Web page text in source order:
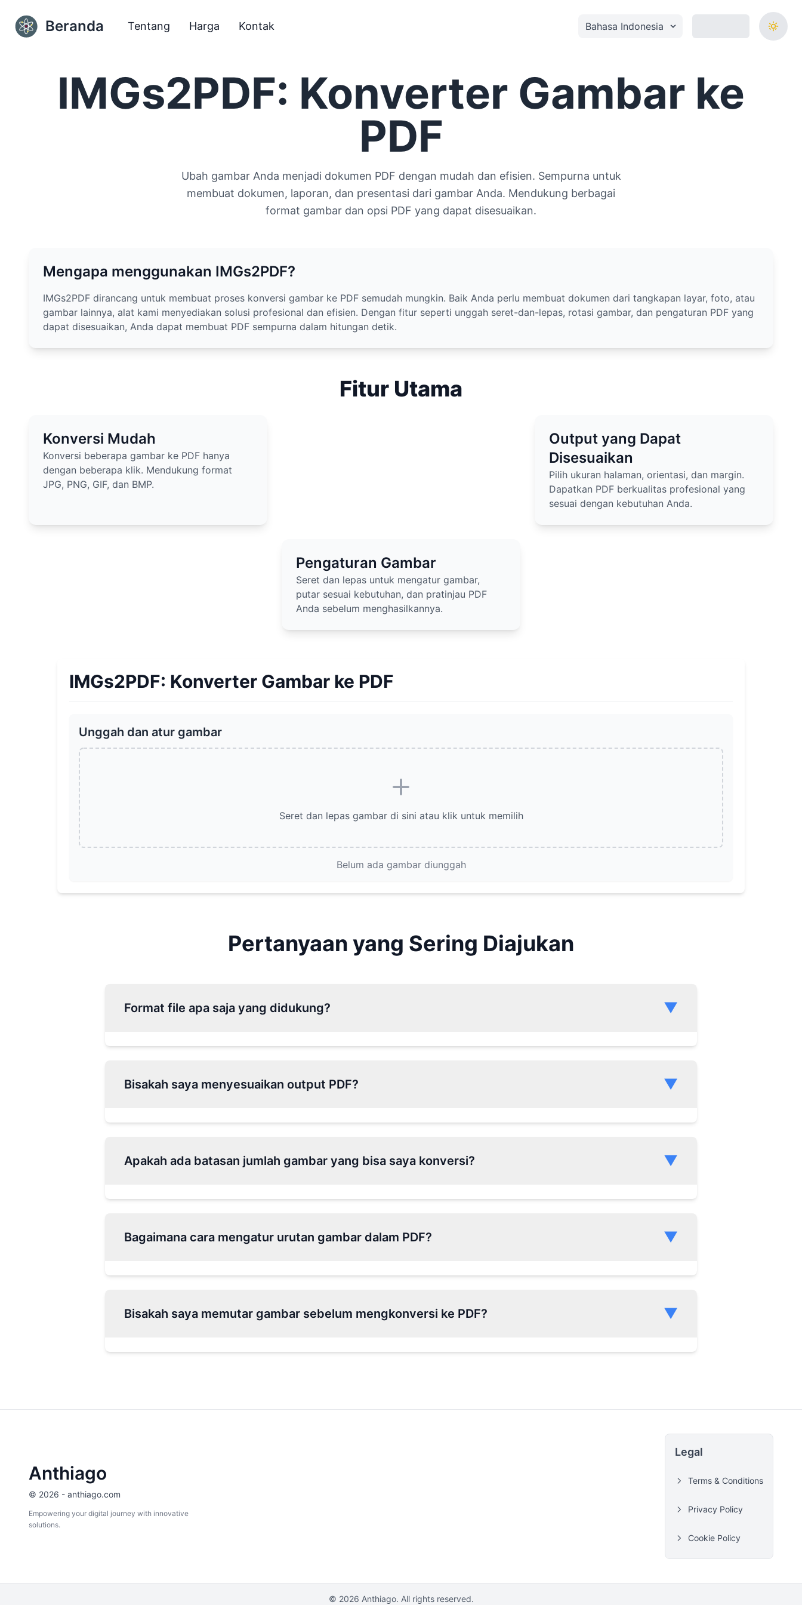
Beranda Tentang Harga Kontak Seleccionar idioma
IMGs2PDF: Konverter Gambar ke
PDF
Ubah gambar Anda menjadi dokumen PDF dengan mudah dan efisien. Sempurna untuk
membuat dokumen, laporan, dan presentasi dari gambar Anda. Mendukung berbagai
format gambar dan opsi PDF yang dapat disesuaikan.
Mengapa menggunakan IMGs2PDF?
IMGs2PDF dirancang untuk membuat proses konversi gambar ke PDF semudah mungkin. Baik Anda perlu membuat dokumen dari tangkapan layar, foto, atau
gambar lainnya, alat kami menyediakan solusi profesional dan efisien. Dengan fitur seperti unggah seret-dan-lepas, rotasi gambar, dan pengaturan PDF yang
dapat disesuaikan, Anda dapat membuat PDF sempurna dalam hitungan detik.
Fitur Utama
Konversi Mudah
Konversi beberapa gambar ke PDF hanya
dengan beberapa klik. Mendukung format
JPG, PNG, GIF, dan BMP.
Output yang Dapat
Disesuaikan
Pilih ukuran halaman, orientasi, dan margin.
Dapatkan PDF berkualitas profesional yang
sesuai dengan kebutuhan Anda.
Pengaturan Gambar
Seret dan lepas untuk mengatur gambar,
putar sesuai kebutuhan, dan pratinjau PDF
Anda sebelum menghasilkannya.
IMGs2PDF: Konverter Gambar ke PDF
Unggah dan atur gambar
Seret dan lepas gambar di sini atau klik untuk memilih
Belum ada gambar diunggah
Pertanyaan yang Sering Diajukan
Format file apa saja yang didukung? ▼
Bisakah saya menyesuaikan output PDF? ▼
Apakah ada batasan jumlah gambar yang bisa saya konversi? ▼
Bagaimana cara mengatur urutan gambar dalam PDF? ▼
Bisakah saya memutar gambar sebelum mengkonversi ke PDF? ▼
Anthiago
© 2026 - anthiago.com
Empowering your digital journey with innovative
solutions.
Legal
Terms & Conditions
Privacy Policy
Cookie Policy
© 2026 Anthiago. All rights reserved.